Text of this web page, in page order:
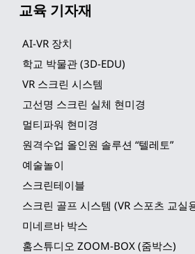
교육 기자재
AI-VR 장치
학교 박물관 (3D-EDU)
VR 스크린 시스템
고선명 스크린 실체 현미경
멀티파워 현미경
원격수업 올인원 솔루션 “텔레토”
예술놀이
스크린테이블
스크린 골프 시스템 (VR 스포츠 교실
미네르바 박스
홈스튜디오 ZOOM-BOX (줌박스)